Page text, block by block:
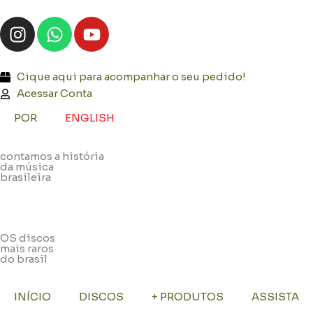
para
o
I
n
t
a
g
m
W
h
t
s
p
Y
o
t
u
b
Cique aqui para acompanhar o seu pedido!
Acessar Conta
POR
ENGLISH
contamos a história
da música
brasileira
OS discos
mais raros
do brasil
INÍCIO DISCOS + PRODUTOS ASSISTA